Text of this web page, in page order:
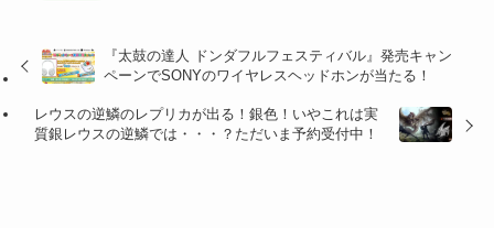
『太鼓の達人 ドンダフルフェスティバル』発売キャン
ペーンでSONYのワイヤレスヘッドホンが当たる！
レウスの逆鱗のレプリカが出る！銀色！いやこれは実
質銀レウスの逆鱗では・・・？ただいま予約受付中！